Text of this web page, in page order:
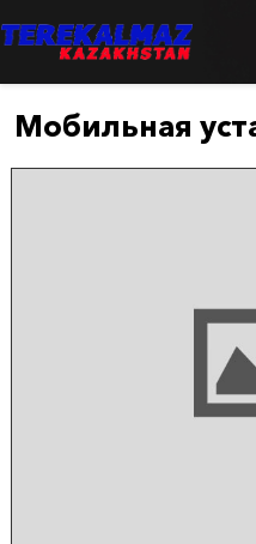
Алматы,
БЦ
"Нурлы-
Тау",
Мобильная